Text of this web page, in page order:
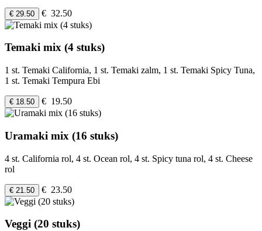
€ 29.50 € 32.50
Temaki mix (4 stuks)
1 st. Temaki California, 1 st. Temaki zalm, 1 st. Temaki Spicy Tuna,
1 st. Temaki Tempura Ebi
€ 18.50 € 19.50
Uramaki mix (16 stuks)
4 st. California rol, 4 st. Ocean rol, 4 st. Spicy tuna rol, 4 st. Cheese
rol
€ 21.50 € 23.50
Veggi (20 stuks)